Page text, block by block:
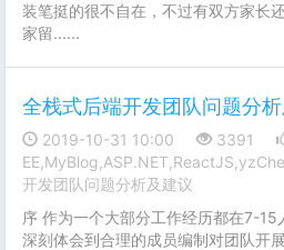
装笔挺的很不自在，不过有双方家长
家留......
全栈式后端开发团队问题分
2019-10-31 10:00 3391
开发团队问题分析及建议
序 作为一个大部分工作经历都在7-15
深刻体会到合理的成员编制对团队开